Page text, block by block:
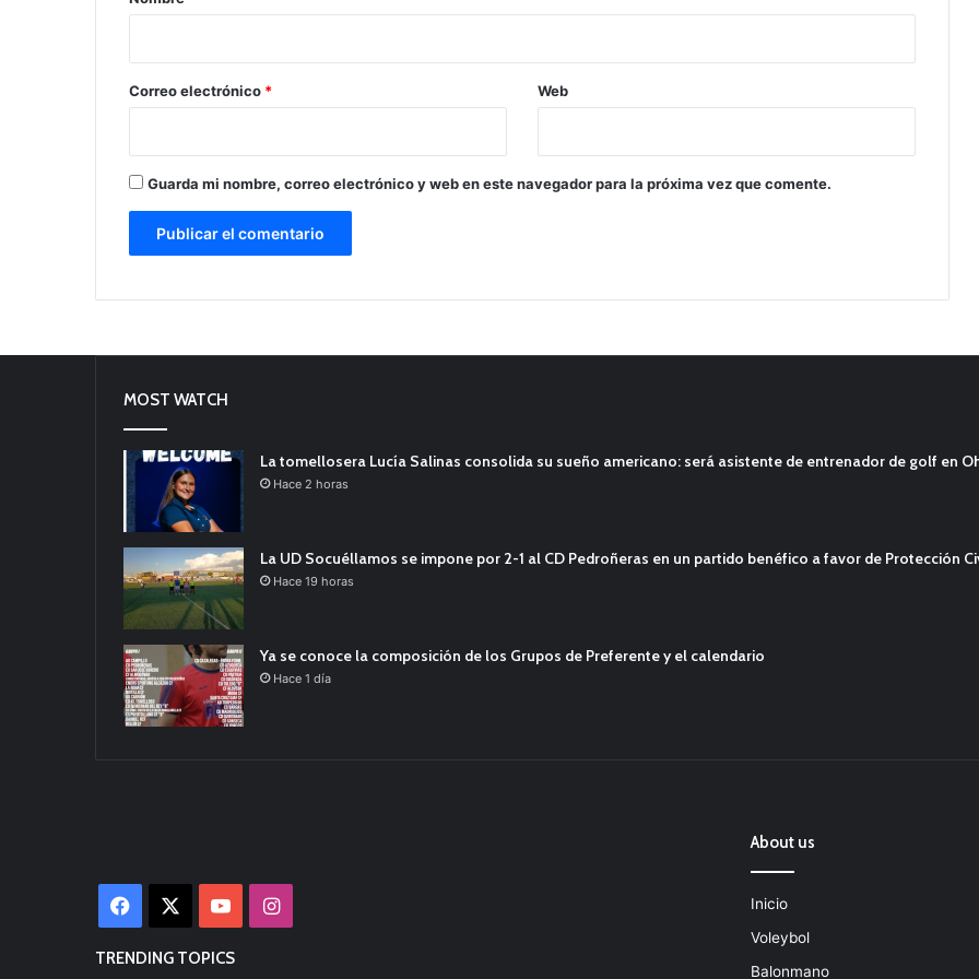
*
Correo electrónico * Web
Guarda mi nombre, correo electrónico y web en este navegador para la próxima vez que comente.
MOST WATCH
La tomellosera Lucía Salinas consolida su sueño americano: será asistente de entrenador de golf en
Hace 2 horas
La UD Socuéllamos se impone por 2-1 al CD Pedroñeras en un partido benéfico a favor de Protección
Hace 19 horas
Ya se conoce la composición de los Grupos de Preferente y el calendario
Hace 1 día
Facebook YouTubeInstagram
TRENDING TOPICS
About us
Inicio
Voleybol
Balonmano